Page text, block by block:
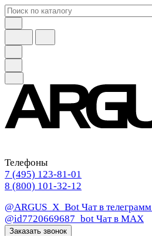
Телефоны
7 (495) 123-81-01
8 (800) 101-32-12
@ARGUS_X_Bot Чат в телеграмм
@id7720669687_bot Чат в МАХ
Заказать звонок